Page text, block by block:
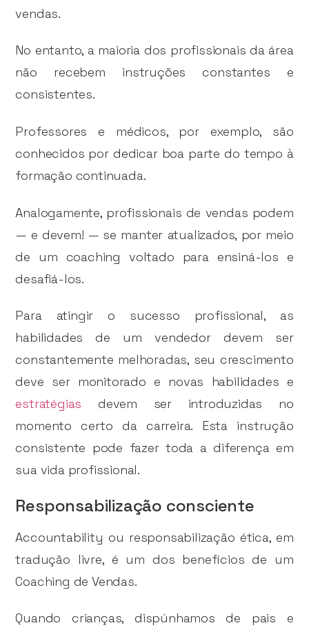
vendas.
No entanto, a maioria dos profissionais da área
não recebem instruções constantes e
consistentes.
Professores e médicos, por exemplo, são
conhecidos por dedicar boa parte do tempo à
formação continuada.
Analogamente, profissionais de vendas podem
— e devem! — se manter atualizados, por meio
de um coaching voltado para ensiná-los e
desafiá-los.
Para atingir o sucesso profissional, as
habilidades de um vendedor devem ser
constantemente melhoradas, seu crescimento
deve ser monitorado e novas habilidades e
estratégias devem ser introduzidas no
momento certo da carreira. Esta instrução
consistente pode fazer toda a diferença em
sua vida profissional.
Responsabilização consciente
Accountability ou responsabilização ética, em
tradução livre, é um dos benefícios de um
Coaching de Vendas.
Quando crianças, dispúnhamos de pais e